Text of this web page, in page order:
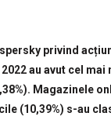
privind
au avut cel
Magazinele
(10,39%) s-au